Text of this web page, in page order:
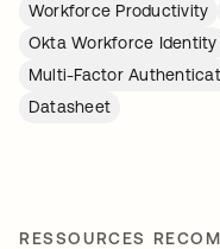
Workforce Productivity
Okta Workforce Identity
Multi-Factor
Datasheet
RESSOURCES